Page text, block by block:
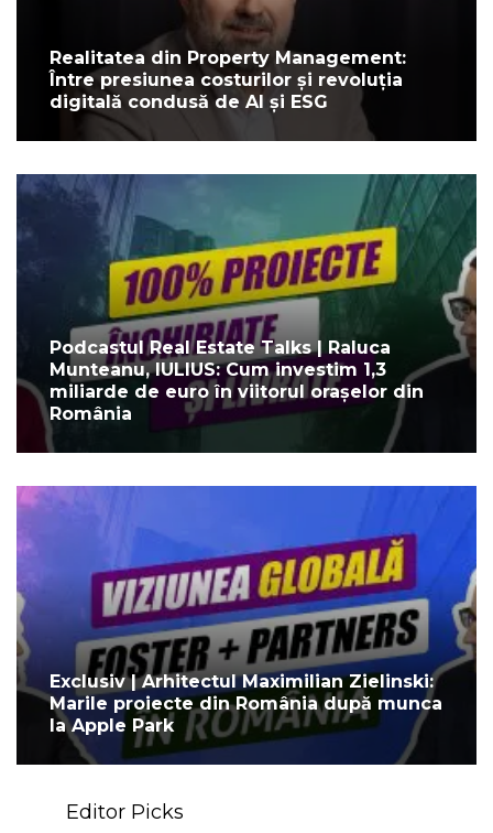
Realitatea din Property Management:
Între presiunea costurilor și revoluția
digitală condusă de AI și ESG
Podcastul Real Estate Talks | Raluca
Munteanu, IULIUS: Cum investim 1,3
miliarde de euro în viitorul orașelor din
România
Exclusiv | Arhitectul Maximilian Zielinski:
Marile proiecte din România după munca
la Apple Park
Editor Picks